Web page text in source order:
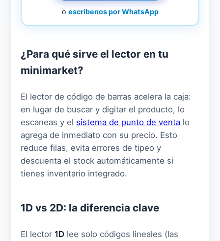
o escríbenos por WhatsApp
¿Para qué sirve el lector en tu
minimarket?
El lector de código de barras acelera la caja:
en lugar de buscar y digitar el producto, lo
escaneas y el sistema de punto de venta lo
agrega de inmediato con su precio. Esto
reduce filas, evita errores de tipeo y
descuenta el stock automáticamente si
tienes inventario integrado.
1D vs 2D: la diferencia clave
El lector 1D lee solo códigos lineales (las